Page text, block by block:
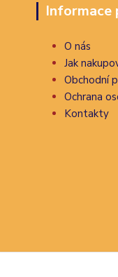
Informace
O nás
Jak
Obchodní
Ochrana
Kontakty